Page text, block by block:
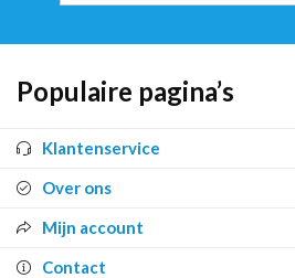
Populaire pagina’s
Klantenservice
Over ons
Mijn account
Contact